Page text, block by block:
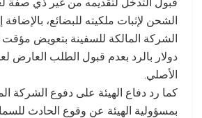
الشحن لإثبات ملكيته للبضائع،
دولار بالرد بعدم قبول الطلب العارض
الأصلي.
كما رد دفاع الهيئة على دفوع الشركة
بمسؤولية الهيئة عن وقوع الحادث